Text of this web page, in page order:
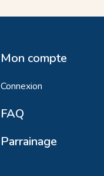
Mon compte
Connexion
FAQ
Parrainage